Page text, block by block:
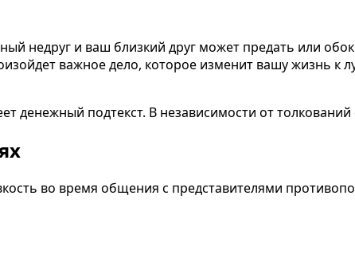
недруг и ваш близкий друг может предать или
важное дело, которое изменит вашу жизнь к
денежный подтекст. В независимости от
во время общения с представителями